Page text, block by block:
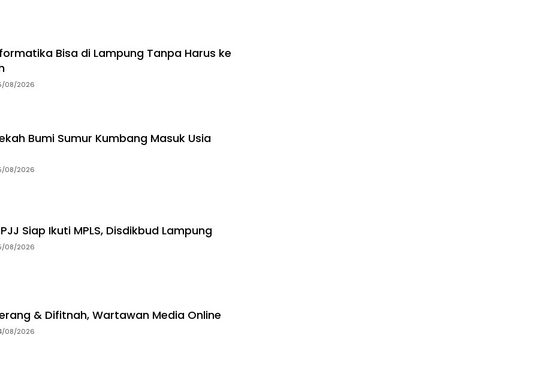
Bisa di Lampung Tanpa Harus ke
08/2026
Bumi Sumur Kumbang Masuk Usia
08/2026
Siap Ikuti MPLS, Disdikbud Lampung
08/2026
& Difitnah, Wartawan Media Online
08/2026